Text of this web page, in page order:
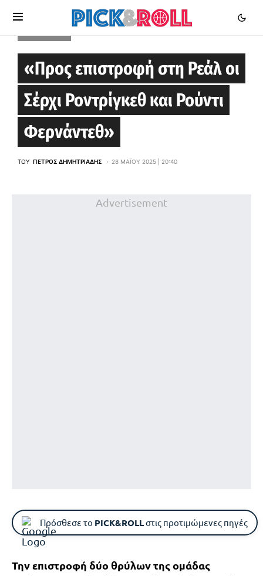
«Προς επιστροφή στη Ρεάλ οι
Σέρχι Ροντρίγκεθ και Ρούντι
Φερνάντεθ»
ΤΟΥ ΠΈΤΡΟΣ ΔΗΜΗΤΡΙΆΔΗΣ 28 ΜΑΪ́ΟΥ 2025 | 20:40
Advertisement
Πρόσθεσε το PICK&ROLLστις προτιμώμενες πηγές
Την επιστροφή δύο θρύλων της ομάδας